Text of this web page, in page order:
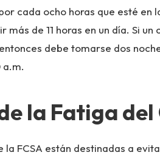
cada ocho horas que esté en
más de 11 horas en un día. Si
debe tomarse dos
a.m.
la Fatiga
la FCSA están destinadas a